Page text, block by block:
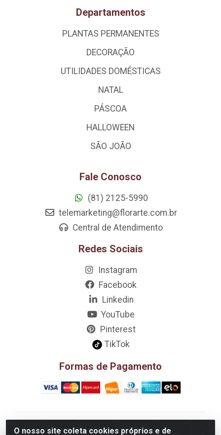
O nosso site coleta cookies próprios e de
Departamentos
PLANTAS PERMANENTES
DECORAÇÃO
UTILIDADES DOMÉSTICAS
NATAL
PÁSCOA
HALLOWEEN
SÃO JOÃO
Fale Conosco
(81) 2125-5990
telemarketing@florarte.com.br
Central de Atendimento
Redes Sociais
Instagram
Facebook
Linkedin
YouTube
Pinterest
TikTok
Formas de Pagamento
D&A Decoração e Ambientação LTDA - Rua Riachão,